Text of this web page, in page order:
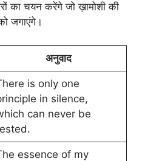
का चयन करेंगे जो ख़ामोशी की
जगाएंगे।
अनुवाद
is only one
in silence,
can never be
essence of my